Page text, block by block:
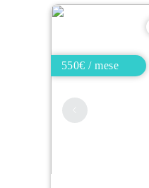
550€ / mese